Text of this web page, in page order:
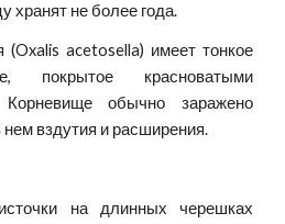
хранят не более года.
(Oxalis acetosella) имеет тонкое
покрытое красноватыми
Корневище обычно заражено
вздутия и расширения.
на длинных черешках